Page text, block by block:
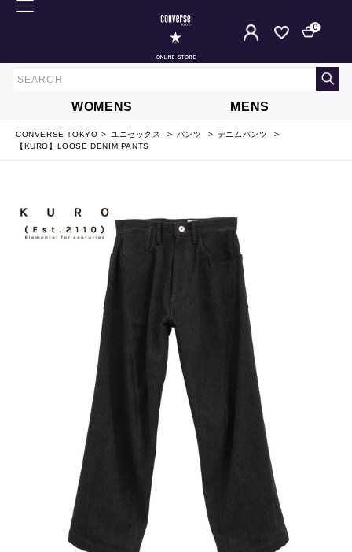
ONLINE STORE
0
WOMENS MENS
CONVERSE TOKYO ユニセックス パンツ
デニムパンツ
【KURO】LOOSE DENIM PANTS